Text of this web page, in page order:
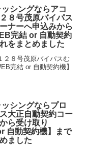
シングならアコ
８号茂原バイパス
ナーへ申込みから
完結 or 自動契約
をまとめました
２８号茂原バイパスむ
完結 or 自動契約機】
シングならプロ
大正自動契約コー
ら受け取り
自動契約機】まで
ました